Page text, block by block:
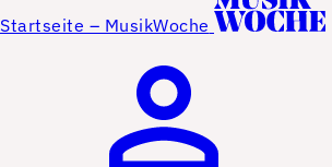
Startseite – MusikWoche